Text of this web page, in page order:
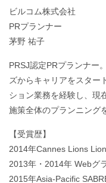
ビルコム株式会社
PRプランナー
茅野 祐子
PRSJ認定PRプランナー
ズからキャリアをスター
ション業務を経験し、現
施策全体のプランニング
【受賞歴】
2014年Cannes Lions
2013年・2014年 Webグ
2015年Asia-Pacific